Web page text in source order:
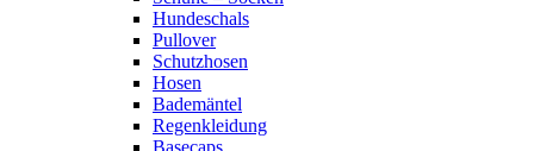
Hundeschals
Pullover
Schutzhosen
Hosen
Bademäntel
Regenkleidung
Basecaps